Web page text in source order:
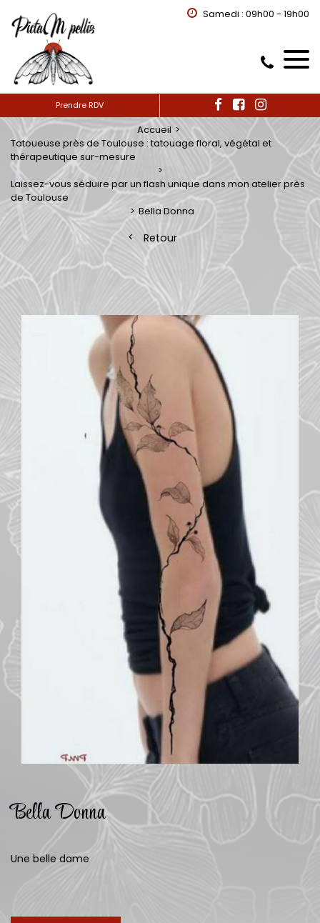
Samedi : 09h00 - 19h00
Prendre RDV
Accueil
Tatoueuse près de Toulouse : tatouage floral, végétal et
thérapeutique sur-mesure
Laissez-vous séduire par un flash unique dans mon atelier près
de Toulouse
Bella Donna
Retour
Bella Donna
Une belle dame